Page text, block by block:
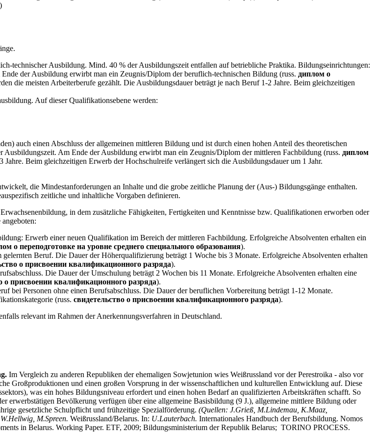
technischer Ausbildung. Mind. 40 % der Ausbildungszeit entfallen auf betriebliche Praktika. Bildungseinrichtungen:
der Ausbildung erwirbt man ein Zeugnis/Diplom der beruflich-technischen Bildung (russ. диплом о
die meisten Arbeiterberufe gezählt. Die Ausbildungsdauer beträgt je nach Beruf 1-2 Jahre. Beim gleichzeitigen
Auf dieser Qualifikationsebene werden:
auch einen Abschluss der allgemeinen mittleren Bildung und ist durch einen hohen Anteil des theoretischen
Am Ende der Ausbildung erwirbt man ein Zeugnis/Diplom der mittleren Fachbildung (russ. диплом
Beim gleichzeitigen Erwerb der Hochschulreife verlängert sich die Ausbildungsdauer um 1 Jahr.
die Mindestanforderungen an Inhalte und die grobe zeitliche Planung der (Aus-) Bildungsgänge enthalten.
zeitliche und inhaltliche Vorgaben definieren.
in dem zusätzliche Fähigkeiten, Fertigkeiten und Kenntnisse bzw. Qualifikationen erworben oder
Erwerb einer neuen Qualifikation im Bereich der mittleren Fachbildung. Erfolgreiche Absolventen erhalten ein
о переподготовке на уровне среднего специального образования).
Beruf. Die Dauer der Höherqualifizierung beträgt 1 Woche bis 3 Monate. Erfolgreiche Absolventen erhalten
о присвоении квалификационного разряда).
Die Dauer der Umschulung beträgt 2 Wochen bis 11 Monate. Erfolgreiche Absolventen erhalten eine
о присвоении квалификационного разряда).
Personen ohne einen Berufsabschluss. Die Dauer der beruflichen Vorbereitung beträgt 1-12 Monate.
(russ. свидетельство о присвоении квалификационного разряда).
relevant im Rahmen der Anerkennungsverfahren in Deutschland.
Im Vergleich zu anderen Republiken der ehemaligen Sowjetunion wies Weißrussland vor der Perestroika - also vor
Großproduktionen und einen großen Vorsprung in der wissenschaftlichen und kulturellen Entwicklung auf. Diese
was ein hohes Bildungsniveau erfordert und einen hohen Bedarf an qualifizierten Arbeitskräften schafft. So
erwerbstätigen Bevölkerung verfügen über eine allgemeine Basisbildung (9 J.), allgemeine mittlere Bildung oder
gesetzliche Schulpflicht und frühzeitige Spezialförderung. (Quellen: J.Grieß, M.Lindemau, K.Maaz,
W.Hellwig, M.Spreen. Weißrussland/Belarus. In: U.Lauterbach. Internationales Handbuch der Berufsbildung. Nomos
in Belarus. Working Paper. ETF, 2009; Bildungsministerium der Republik Belarus; TORINO PROCESS.